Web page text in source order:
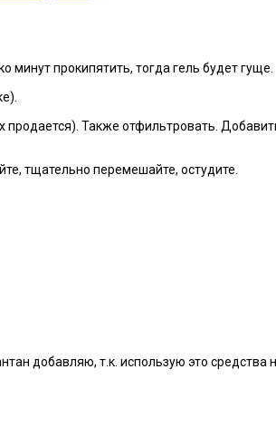
минут прокипятить, тогда гель будет гуще.
продается). Также отфильтровать.
тщательно перемешайте, остудите.
добавляю, т.к. использую это средства